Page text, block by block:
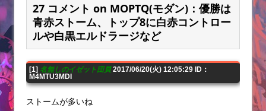
27 コメント on MOPTQ(モダン)：優勝は
青赤ストーム、トップ8に白赤コントロー
ルや白黒エルドラージなど
[1] 名無しのイゼット団員2017/06/20(火) 12:05:29 ID：
M4MTU3MDI
ストームが多いね